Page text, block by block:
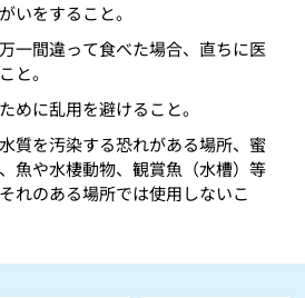
いをすること。
一間違って食べた場合、直ちに医
と。
めに乱用を避けること。
質を汚染する恐れがある場所、蜜
魚や水棲動物、観賞魚（水槽）等
れのある場所では使用しないこ